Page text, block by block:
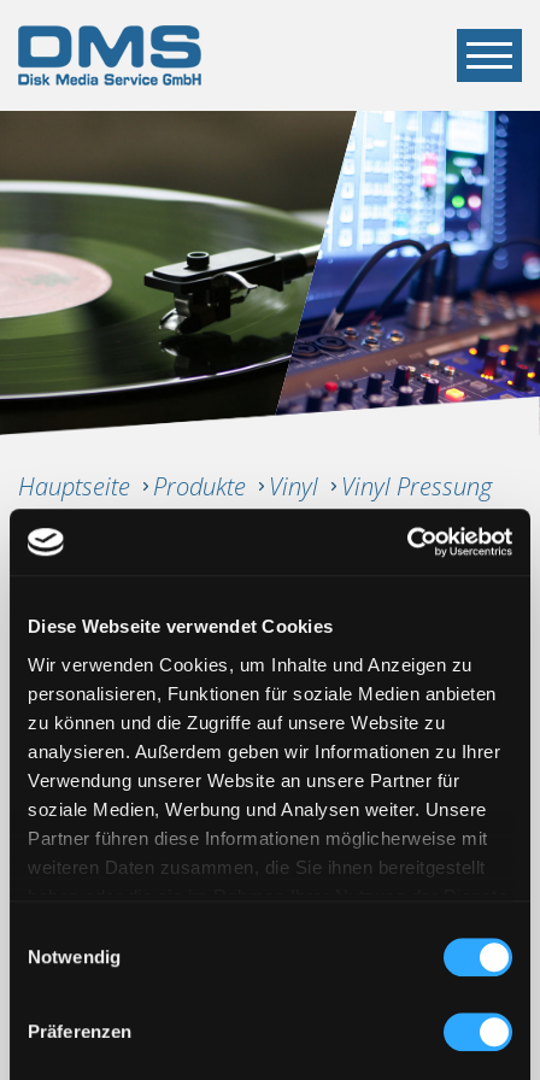
Diese Webseite verwendet Cookies
Wir verwenden Cookies, um Inhalte und Anzeigen zu
personalisieren, Funktionen für soziale Medien anbieten
zu können und die Zugriffe auf unsere Website zu
analysieren. Außerdem geben wir Informationen zu Ihrer
Verwendung unserer Website an unsere Partner für
soziale Medien, Werbung und Analysen weiter. Unsere
Partner führen diese Informationen möglicherweise mit
weiteren Daten zusammen, die Sie ihnen bereitgestellt
Notwendig
Präferenzen
Hauptseite Produkte Vinyl Vinyl Pressung
VINYL PRESSUNG &
SCHALLPLATTEN PRODUKTION
Schallplatten aus dem Vinyl Presswerk - bereits ab 100
Stück. Lassen Sie ihre Aufnahmen auf Vinyl pressen. Ob
7", 10", 12" oder Sonderformate wie Shape, Picture,
Colour oder Etched Vinyl, wir helfen Ihnen bei jeder
gewünschten Vinyl-Pressung.
Vinyl Schallplatten pressen
lassen
10inch Pressungen ab 100 Stück
Vom Mastering, Schnitt (Lackfolie oder DMM/Direct
Metal Mastering) und Galvanik über den Druck der